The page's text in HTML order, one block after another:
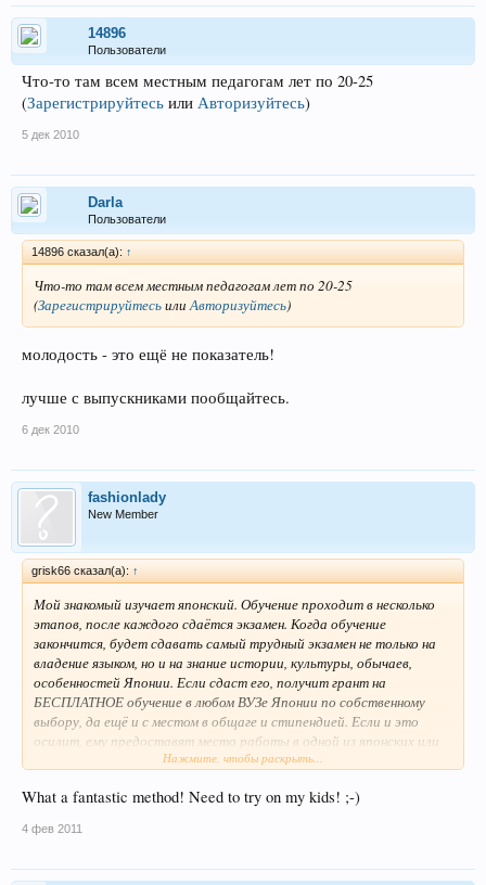
14896
Пользователи
Что-то там всем местным педагогам лет по 20-25
(Зарегистрируйтесь или Авторизуйтесь)
5 дек 2010
Darla
Пользователи
14896 сказал(а): ↑
Что-то там всем местным педагогам лет по 20-25
(ЗарегистрируйтесьилиАвторизуйтесь)
молодость - это ещё не показатель!
лучше с выпускниками пообщайтесь.
6 дек 2010
fashionlady
New Member
grisk66 сказал(а): ↑
Мой знакомый изучает японский. Обучение проходит в несколько
этапов, после каждого сдаётся экзамен. Когда обучение
закончится, будет сдавать самый трудный экзамен не только на
владение языком, но и на знание истории, культуры, обычаев,
особенностей Японии. Если сдаст его, получит грант на
БЕСПЛАТНОЕ обучение в любом ВУЗе Японии по собственному
выбору, да ещё и с местом в общаге и стипендией. Если и это
осилит, ему предоставят место работы в одной из японских или
международных фирм. Неплохо для начала собственной карьеры,
том, что обучение ведут японцы на английском языке. То есть для
Нажмите, чтобы раскрыть...
What a fantastic method! Need to try on my kids! ;-)
4 фев 2011